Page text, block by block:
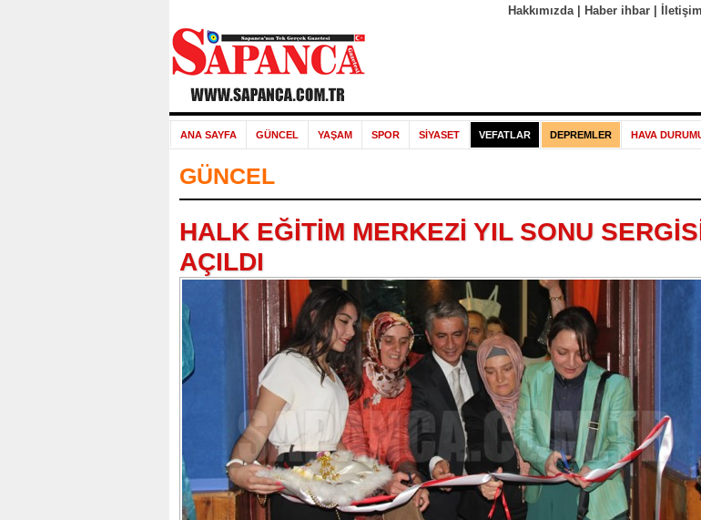
Hakkımızda| Haber ihbar| İletişim
ANA SAYFA GÜNCEL YAŞAM SPOR SİYASET VEFATLAR DEPREMLER HAVA
GÜNCEL
HALK EĞİTİM MERKEZİ YIL SONU
AÇILDI